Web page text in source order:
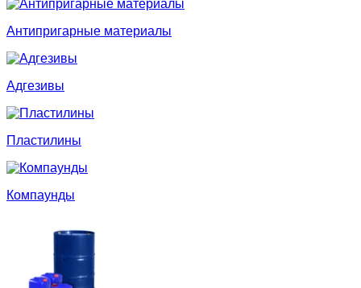
Антипригарные материалы
Адгезивы
Пластилины
Компаунды